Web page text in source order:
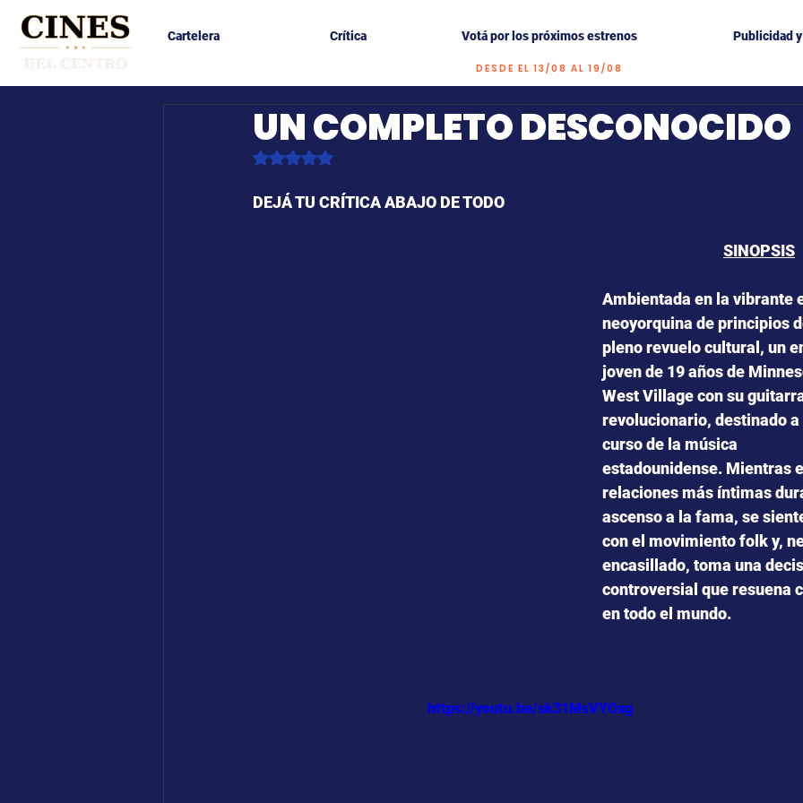
Cartelera Crítica Votá por los próximos estrenos Publicidad
DESDE EL 13/08 AL 19/08
UN COMPLETO DESCONOCIDO
Obtuvo NaN de 5 estrellas.
DEJÁ TU CRÍTICA ABAJO DE TODO
SINOPSIS
Ambientada en la vibrante
neoyorquina de principios
pleno revuelo cultural, un
joven de 19 años de
West Village con su
revolucionario, destinado
curso de la música
estadounidense. Mientras
relaciones más íntimas
ascenso a la fama, se
con el movimiento folk y,
encasillado, toma una
controversial que resuena
en todo el mundo.
https://youtu.be/sk31MsVYOxg